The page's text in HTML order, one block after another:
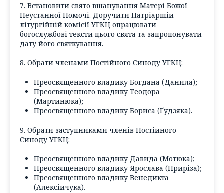
7. Встановити свято вшанування Матері Божої
Неустанної Помочі. Доручити Патріаршій
літургійній комісії УГКЦ опрацювати
богослужбові тексти цього свята та запропонувати
дату його святкування.
8. Обрати членами Постійного Синоду УГКЦ:
Преосвященного владику Богдана (Данила);
Преосвященного владику Теодора
(Мартинюка);
Преосвященного владику Бориса (Ґудзяка).
9. Обрати заступниками членів Постійного
Синоду УГКЦ:
Преосвященного владику Давида (Мотюка);
Преосвященного владику Ярослава (Приріза);
Преосвященного владику Венедикта
(Алексійчука).